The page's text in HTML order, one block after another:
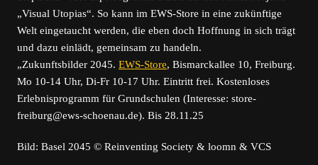
„Visual Utopias“. So kann im EWS-Store in eine zukünftige
Welt eingetaucht werden, die eben doch Hoffnung in sich trägt
und dazu einlädt, gemeinsam zu handeln.
„Zukunftsbilder 2045. EWS-Store, Bismarckallee 10, Freiburg.
Mo 10-14 Uhr, Di-Fr 10-17 Uhr. Eintritt frei. Kostenloses
Erlebnisprogramm für Grundschulen (Interesse: store-
freiburg@ews-schoenau.de). Bis 28.11.25
Bild: Basel 2045 © Reinventing Society & loomn & VCS